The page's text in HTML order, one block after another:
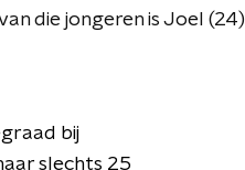
die jongeren is Joel (24)
bij
slechts 25